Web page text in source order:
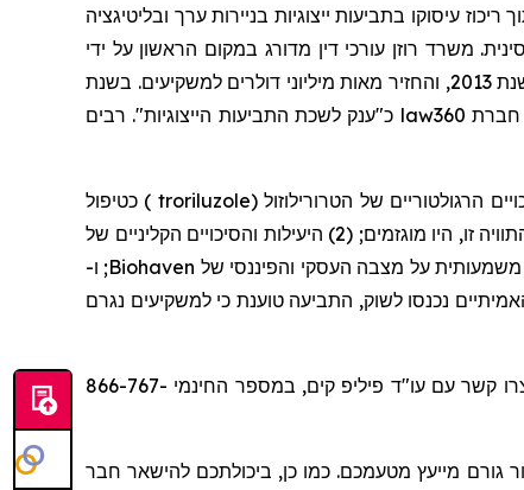
עיסוקו בתביעות ייצוגיות בניירות ערך ובליטיגציה
משרד רוזן עורכי דין מדורג במקום הראשון על ידי
שרותי תביעה ייצוגית, בגין מספר יישובי תביעות ייצוגיות בשנת 2017. המשרד מדורג בין ארבעת הראשונים מדי שנה מאז שנת 2013, והחזיר מאות מיליוני דולרים למשקיעים. בשנת
law360 כ"ענק לשכת התביעות הייצוגיות". רבים
הטרורילוזול (
troriluzole
) כטיפול
להתוויה זו, היו מוגזמים; (2) היעילות והסיכויים הקליניים של
Biohaven; ו-
נכנסו לשוק, התביעה טוענת כי למשקיעים נגרם
או צרו קשר עם עו"ד פיליפ קים, במספר החינמי 866-767-
מייעץ מטעמכם. כמו כן, ביכולתכם להישאר חבר